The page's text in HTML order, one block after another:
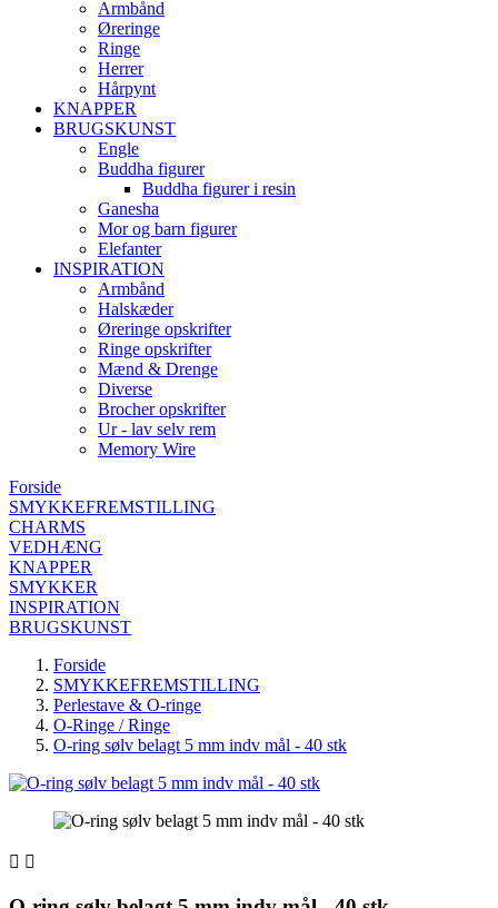
Armbånd
Øreringe
Ringe
Herrer
Hårpynt
KNAPPER
BRUGSKUNST
Engle
Buddha figurer
Buddha figurer i resin
Ganesha
Mor og barn figurer
Elefanter
INSPIRATION
Armbånd
Halskæder
Øreringe opskrifter
Ringe opskrifter
Mænd & Drenge
Diverse
Brocher opskrifter
Ur - lav selv rem
Memory Wire
Forside
SMYKKEFREMSTILLING
CHARMS
VEDHÆNG
KNAPPER
SMYKKER
INSPIRATION
BRUGSKUNST
Forside
SMYKKEFREMSTILLING
Perlestave & O-ringe
O-Ringe / Ringe
O-ring sølv belagt 5 mm indv mål - 40 stk
 